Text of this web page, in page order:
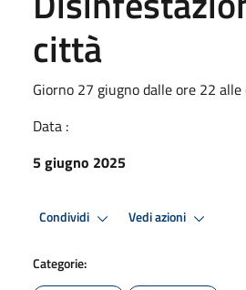
città
Giorno 27 giugno dalle ore 22
Data :
5 giugno 2025
Condividi Vedi azioni
Categorie: